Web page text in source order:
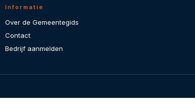
Informatie
Over de Gemeentegids
Contact
Bedrijf aanmelden